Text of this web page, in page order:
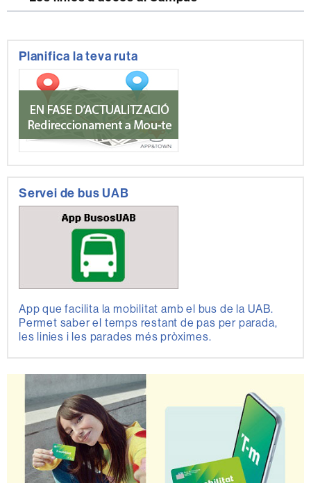
Informació
complementària
Planifica la teva ruta
Servei de bus UAB
App que facilita la mobilitat amb el bus de la UAB.
Permet saber el temps restant de pas per parada,
les linies i les parades més pròximes.